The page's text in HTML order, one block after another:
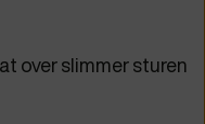
over slimmer sturen